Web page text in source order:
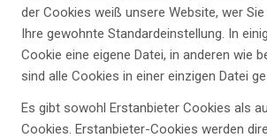
der Cookies weiß unsere Website, wer
Ihre gewohnte Standardeinstellung. In
Cookie eine eigene Datei, in anderen wie
sind alle Cookies in einer einzigen Datei
Es gibt sowohl Erstanbieter Cookies als
Cookies. Erstanbieter-Cookies werden